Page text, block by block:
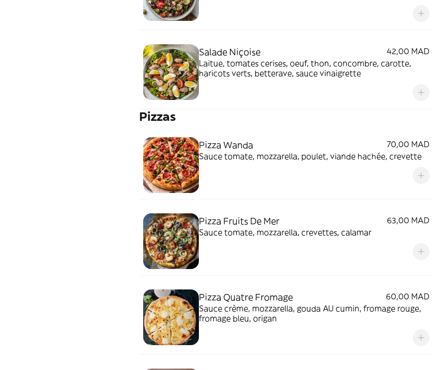
Salade Niçoise
42,00 MAD
Laitue, tomates cerises, oeuf, thon, concombre, carotte,
haricots verts, betterave, sauce vinaigrette
Pizzas
Pizza Wanda
70,00 MAD
Sauce tomate, mozzarella, poulet, viande hachée, crevette
Pizza Fruits De Mer
63,00 MAD
Sauce tomate, mozzarella, crevettes, calamar
Pizza Quatre Fromage
60,00 MAD
Sauce crème, mozzarella, gouda AU cumin, fromage rouge,
fromage bleu, origan